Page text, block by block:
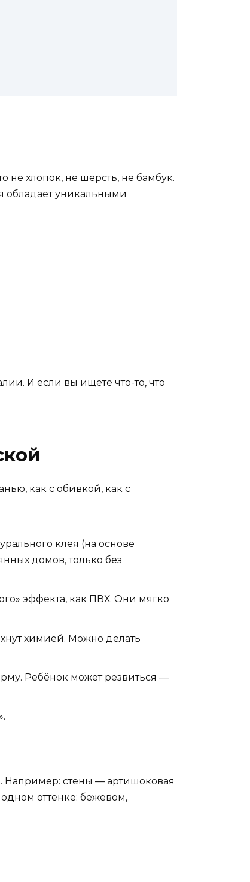
не хлопок, не шерсть, не бамбук.
обладает уникальными
И если вы ищете что-то, что
как с обивкой, как с
клея (на основе
домов, только без
эффекта, как ПВХ. Они мягко
химией. Можно делать
Ребёнок может резвиться —
Например: стены — артишоковая
оттенке: бежевом,